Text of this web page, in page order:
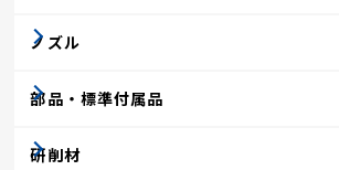
ノズル
部品・標準付属品
研削材